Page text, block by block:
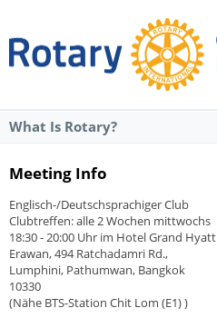
What Is Rotary?
Meeting Info
Englisch-/Deutschsprachiger Club
Clubtreffen: alle 2 Wochen mittwochs
18:30 - 20:00 Uhr im Hotel Grand Hyatt
Erawan, 494 Ratchadamri Rd.,
Lumphini, Pathumwan, Bangkok
10330
(Nähe BTS-Station Chit Lom (E1) )